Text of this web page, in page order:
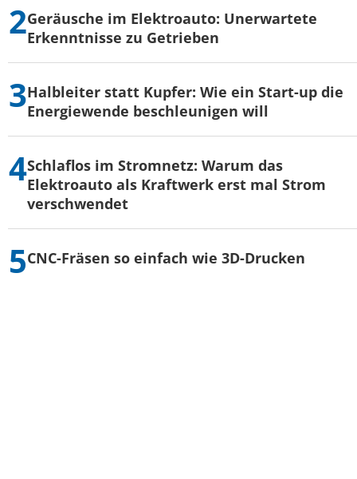
Geräusche im Elektroauto: Unerwartete
Erkenntnisse zu Getrieben
Halbleiter statt Kupfer: Wie ein Start-up die
Energiewende beschleunigen will
Schlaflos im Stromnetz: Warum das
Elektroauto als Kraftwerk erst mal Strom
verschwendet
CNC-Fräsen so einfach wie 3D-Drucken